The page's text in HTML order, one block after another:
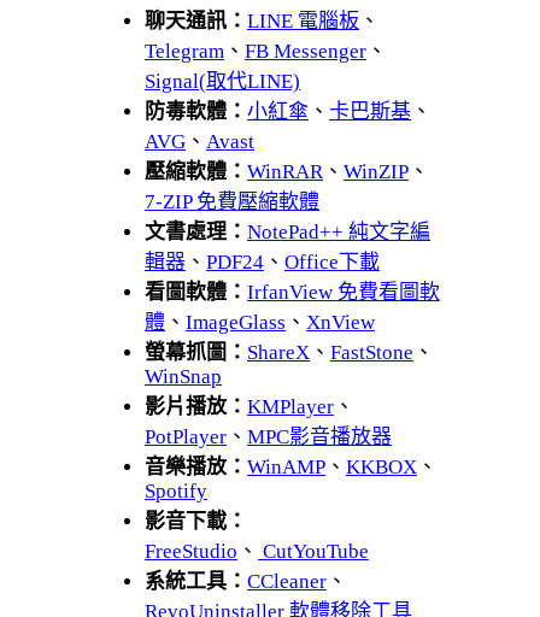
聊天通訊： LINE 電腦板 、
Telegram 、 FB Messenger 、
Signal(取代LINE)
防毒軟體： 小紅傘 、 卡巴斯基 、
AVG 、 Avast
壓縮軟體： WinRAR 、 WinZIP 、
7-ZIP 免費壓縮軟體
文書處理： NotePad++ 純文字編
輯器 、 PDF24 、 Office下載
看圖軟體： IrfanView 免費看圖軟
體 、 ImageGlass 、 XnView
螢幕抓圖： ShareX 、 FastStone 、
WinSnap
影片播放： KMPlayer 、
PotPlayer 、 MPC影音播放器
音樂播放： WinAMP 、 KKBOX 、
Spotify
影音下載：
FreeStudio 、 CutYouTube
系統工具： CCleaner 、
RevoUninstaller 軟體移除工具